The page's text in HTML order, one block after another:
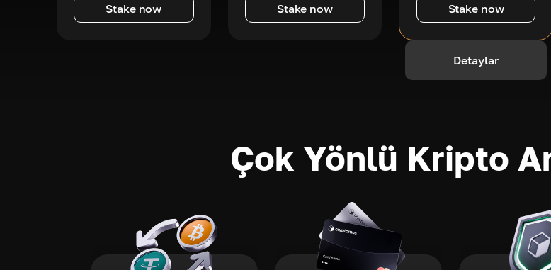
Stake now Stake now Stake now
Detaylar
Çok Yönlü Kripto